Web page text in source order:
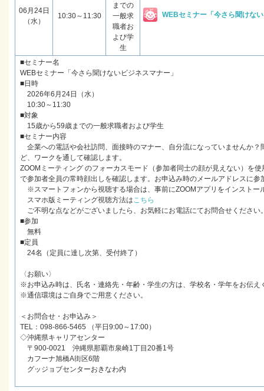
06月24日
（水）
10:30～11:30
までの
一般求
職者お
よび学
生
WEBセミナー「今さら聞けな
■セミナー名
WEBセミナー「今さら聞けないビジネスマナー」
■日時
2026年6月24日（水）
10:30～11:30
■対象
15歳から59歳までの一般求職者および学生
■セミナー内容
企業への電話や会社訪問、面接時のマナー、自分流になっていませんか
ど、ワークを通して確認します。
ZOOMミーティング のフォーカスモード（参加者同士の顔が見えない）を
で参加者全員の常時顔出しを確認します。お申込み時のメールアドレスに
※スマートフォンから視聴する場合は、事前にZOOMアプリをインストー
スマホ版ミーティング視聴方法はこちら
ご不明な点などがございましたら、お気軽にお電話にてお問合せください
■参加
無料
■定員
24名（定員に達し次第、受付終了）
〈お願い〉
※お申込み時は、氏名・連絡先・年齢・学生の方は、学校名・学年をお伝え
※通信環境はご自身でご用意ください。
＜お問合せ・お申込み＞
TEL：098-866-5465 （平日9:00～17:00）
◇沖縄県キャリアセンター
〒900-0021 沖縄県那覇市泉崎1丁目20番1号
カフーナ旭橋A街区6階
グッジョブセンターおきなわ内